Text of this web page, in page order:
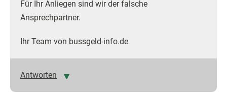
Für Ihr Anliegen sind wir der falsche
Ansprechpartner.
Ihr Team von bussgeld-info.de
Antworten